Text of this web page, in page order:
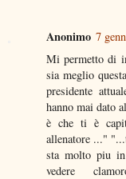
Anonimo 7
Mi permetto di
sia meglio
presidente
hanno mai dato
è che ti è
allenatore ..."
sta molto piu
vedere